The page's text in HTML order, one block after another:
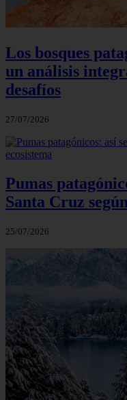
Los bosques
un análisis
desafíos
27/07/2026
Pumas
Santa Cruz
25/07/2026